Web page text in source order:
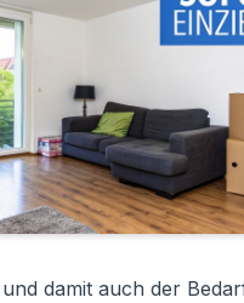
damit auch der